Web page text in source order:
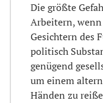
Die größte
Arbeitern,
Gesichtern des
politisch
genügend
um einem
Händen zu